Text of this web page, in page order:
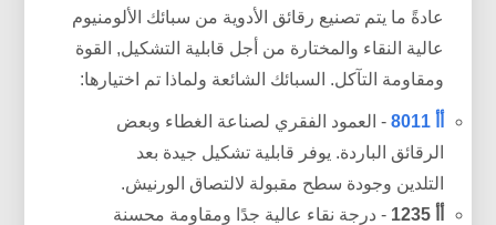
عادةً ما يتم تصنيع رقائق الأدوية من سبائك الألومنيوم
عالية النقاء والمختارة من أجل قابلية التشكيل, القوة
ومقاومة التآكل. السبائك الشائعة ولماذا تم اختيارها:
أأ 8011
- العمود الفقري لصناعة الغطاء وبعض
الرقائق الباردة. يوفر قابلية تشكيل جيدة بعد
التلدين وجودة سطح مقبولة لالتصاق الورنيش.
أأ 1235
- درجة نقاء عالية جدًا ومقاومة محسنة